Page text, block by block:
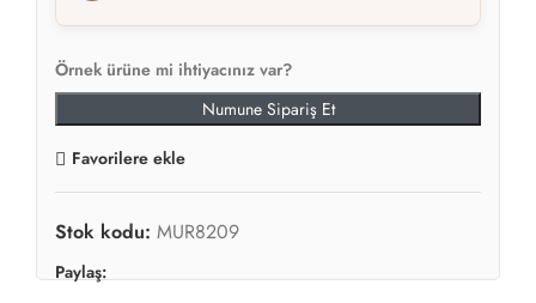
Örnek ürüne mi ihtiyacınız var?
Numune Sipariş Et
Favorilere ekle
Stok kodu: MUR8209
Paylaş: